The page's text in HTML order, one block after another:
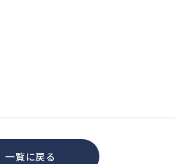
一覧に戻る